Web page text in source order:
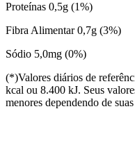
Proteínas 0,5g (1%)
Fibra Alimentar 0,7g (3%)
Sódio 5,0mg (0%)
(*)Valores diários de
kcal ou 8.400 kJ. Seus
menores dependendo de